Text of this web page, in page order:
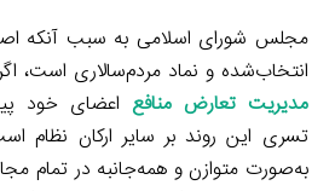
مجلس شورای اسلامی به سبب آنکه
انتخاب‌شده و نماد مردم‌سالاری است،
مدیریت تعارض منافع اعضای خود
تسری این روند بر سایر ارکان نظام
به‌صورت متوازن و همه‌جانبه در تمام